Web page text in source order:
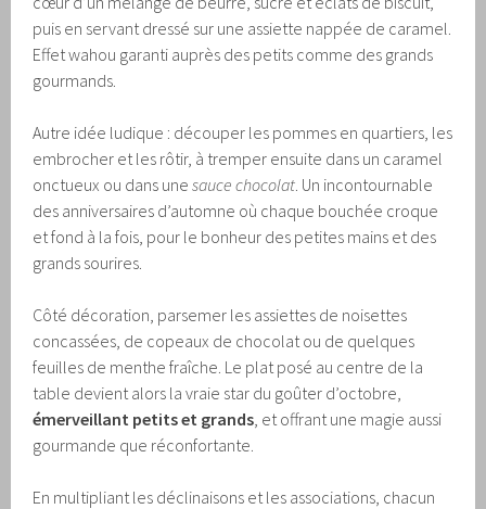
puis en servant dressé sur une assiette nappée de caramel.
Effet wahou garanti auprès des petits comme des grands
gourmands.
Autre idée ludique : découper les pommes en quartiers, les
embrocher et les rôtir, à tremper ensuite dans un caramel
onctueux ou dans unesauce chocolat . Un incontournable
des anniversaires d’automne où chaque bouchée croque
et fond à la fois, pour le bonheur des petites mains et des
grands sourires.
Côté décoration, parsemer les assiettes de noisettes
concassées, de copeaux de chocolat ou de quelques
feuilles de menthe fraîche. Le plat posé au centre de la
table devient alors la vraie star du goûter d’octobre,
émerveillant petits et grands , et offrant une magie aussi
gourmande que réconfortante.
En multipliant les déclinaisons et les associations, chacun